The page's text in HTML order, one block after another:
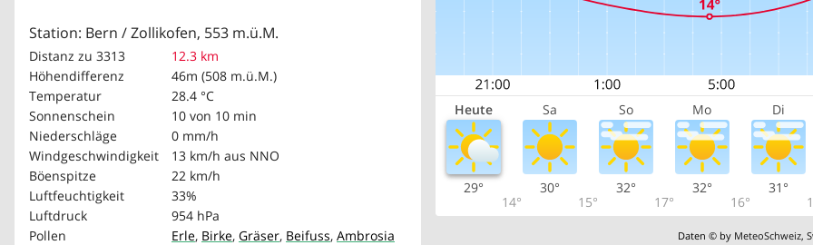
Station: Bern / Zollikofen, 553 m.ü.M.
Distanz zu 3313
12.3 km
Höhendifferenz
46m (508 m.ü.M.)
Temperatur
28.4 °C
Sonnenschein
10 von 10 min
Niederschläge
0 mm/h
Windgeschwindigkeit
13 km/h aus NNO
Böenspitze
22 km/h
Luftfeuchtigkeit
33%
Luftdruck
954 hPa
Pollen
Erle, Birke, Gräser, Beifuss, Ambrosia
Heute Sa So Mo Di
29°
14°
30°
15°
32°
17°
32°
16°
31°
Daten © by MeteoSchweiz,